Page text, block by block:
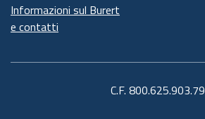
Informazioni sul Burert
e contatti
C.F. 800.625.903.79